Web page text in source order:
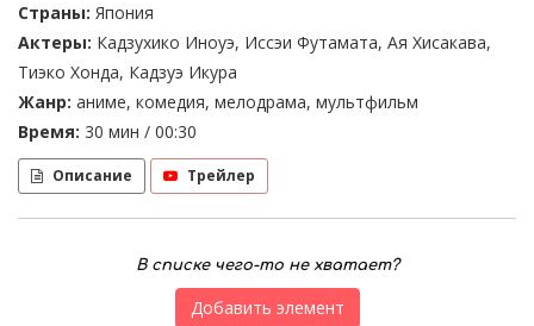
Страны: Япония
Актеры: Кадзухико Иноуэ, Иссэи Футамата, Ая Хисакава,
Тиэко Хонда, Кадзуэ Икура
Жанр: аниме, комедия, мелодрама, мультфильм
Время: 30 мин / 00:30
Описание Трейлер
В списке чего-то не хватает?
Добавить элемент